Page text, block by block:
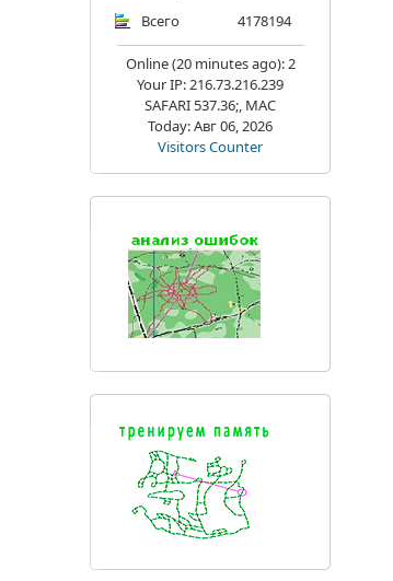
Всего 4178194
Online (20 minutes ago): 2
Your IP: 216.73.216.239
SAFARI 537.36;, MAC
Today: Авг 06, 2026
Visitors Counter